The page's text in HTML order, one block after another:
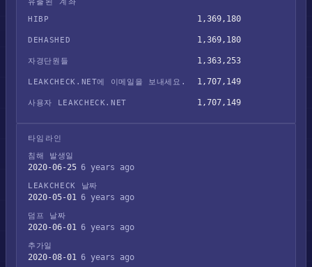
HIBP
1,369,180
DEHASHED 1,369,180
자경단원들 1,363,253
LEAKCHECK.NET에 이메일을 보내세요. 1,707,149
사용자 LEAKCHECK.NET 1,707,149
타임라인
침해 발생일
2020-06-25 6 years ago
LEAKCHECK 날짜
2020-05-01 6 years ago
덤프 날짜
2020-06-01 6 years ago
추가일
2020-08-01 6 years ago